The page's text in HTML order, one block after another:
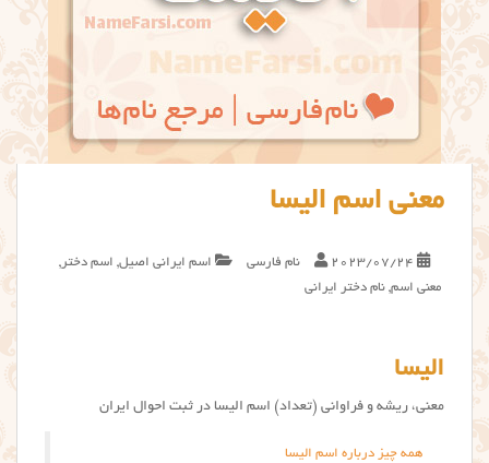
معنی اسم الیسا
2023/07/24 نام فارسی اسم ایرانی اصیل, اسم دختر ,
معنی اسم, نام دختر ایرانی
الیسا
معنی، ریشه و فراوانی (تعداد) اسم الیسا در ثبت احوال ایران
همه چیز درباره اسم الیسا